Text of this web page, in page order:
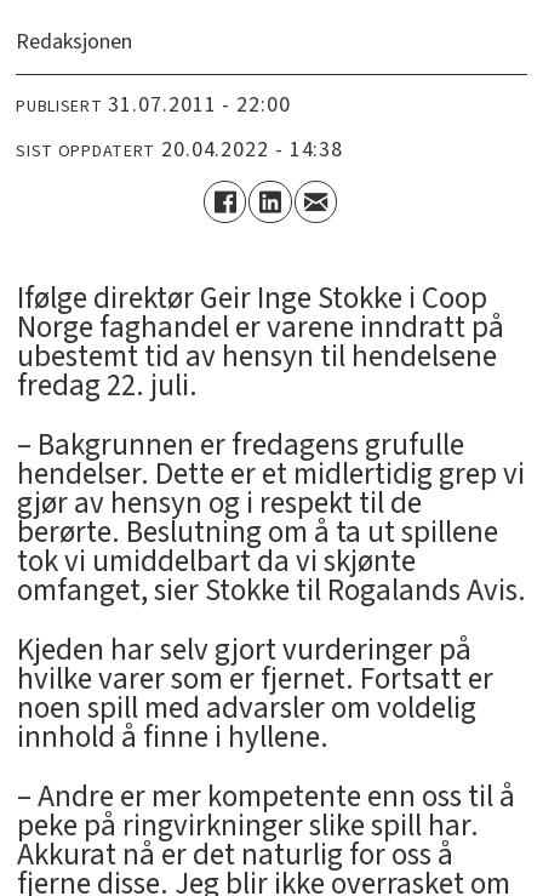
Redaksjonen
PUBLISERT 31.07.2011 - 22:00
SIST OPPDATERT 20.04.2022 - 14:38
Ifølge direktør Geir Inge Stokke i Coop
Norge faghandel er varene inndratt på
ubestemt tid av hensyn til hendelsene
fredag 22. juli.
– Bakgrunnen er fredagens grufulle
hendelser. Dette er et midlertidig grep vi
gjør av hensyn og i respekt til de
berørte. Beslutning om å ta ut spillene
tok vi umiddelbart da vi skjønte
omfanget, sier Stokke til Rogalands Avis.
Kjeden har selv gjort vurderinger på
hvilke varer som er fjernet. Fortsatt er
noen spill med advarsler om voldelig
innhold å finne i hyllene.
– Andre er mer kompetente enn oss til å
peke på ringvirkninger slike spill har.
Akkurat nå er det naturlig for oss å
fjerne disse. Jeg blir ikke overrasket om